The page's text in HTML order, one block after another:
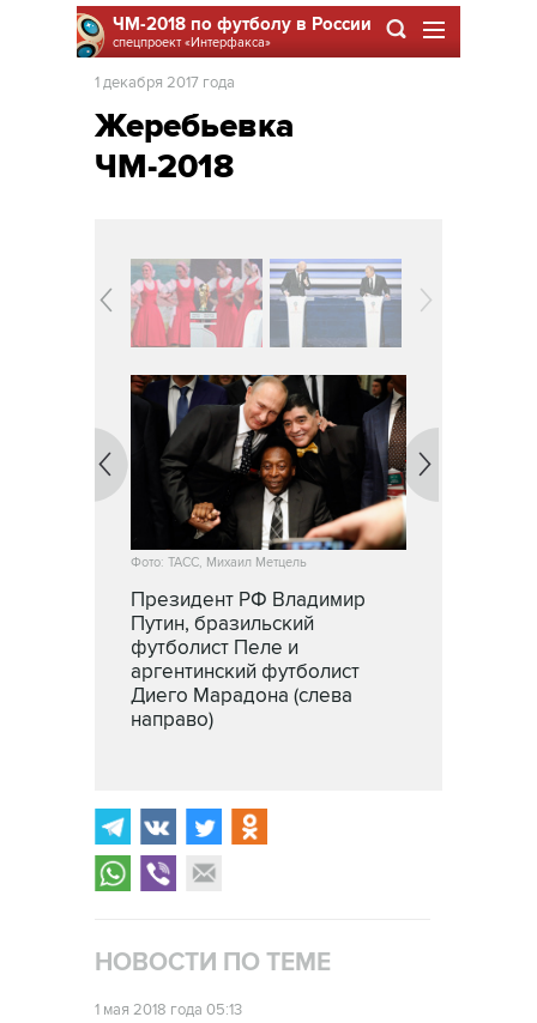
ЧМ-2018 по футболу в России
спецпроект«Интерфакса»
1 декабря 2017 года
Жеребьевка
ЧМ-2018
Фото: ТАСС, Михаил Метцель
Президент РФ Владимир
Путин, бразильский
футболист Пеле и
аргентинский футболист
Диего Марадона (слева
направо)
НОВОСТИ ПО ТЕМЕ
1 мая 2018 года 05:13